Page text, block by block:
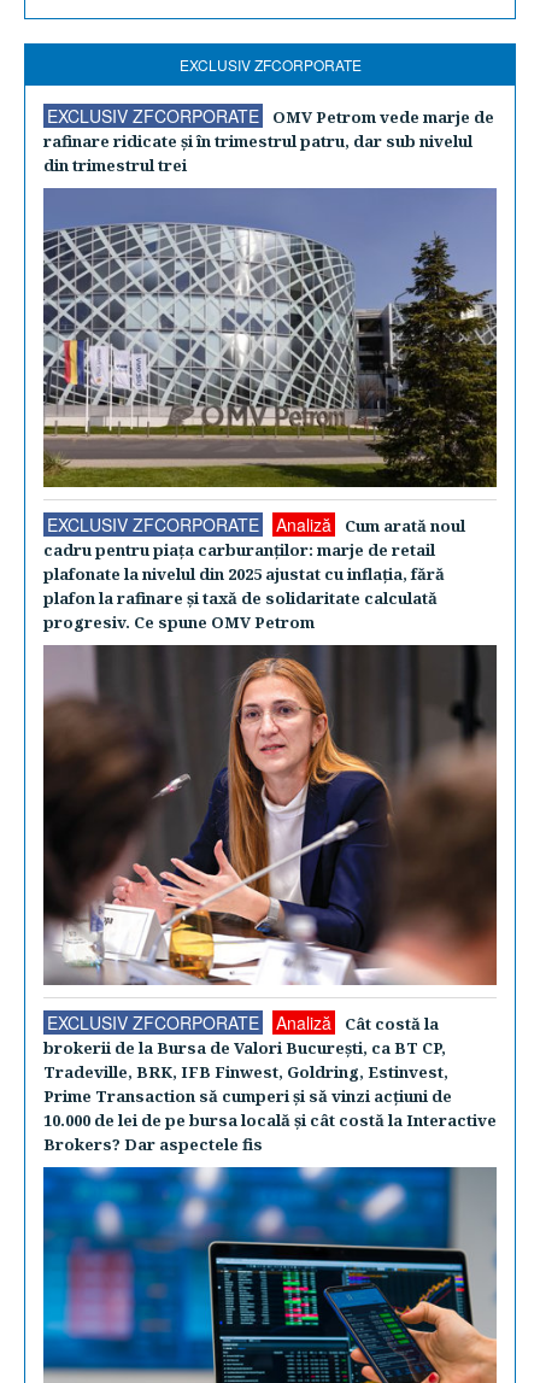
EXCLUSIV ZFCORPORATE
EXCLUSIV ZFCORPORATE
OMV Petrom vede marje de
rafinare ridicate şi în trimestrul patru, dar sub nivelul
din trimestrul trei
EXCLUSIV ZFCORPORATE Analiză
Cum arată noul
cadru pentru piaţa carburanţilor: marje de retail
plafonate la nivelul din 2025 ajustat cu inflaţia, fără
plafon la rafinare şi taxă de solidaritate calculată
progresiv. Ce spune OMV Petrom
EXCLUSIV ZFCORPORATE Analiză
Cât costă la
brokerii de la Bursa de Valori Bucureşti, ca BT CP,
Tradeville, BRK, IFB Finwest, Goldring, Estinvest,
Prime Transaction să cumperi şi să vinzi acţiuni de
10.000 de lei de pe bursa locală şi cât costă la Interactive
Brokers? Dar aspectele fis